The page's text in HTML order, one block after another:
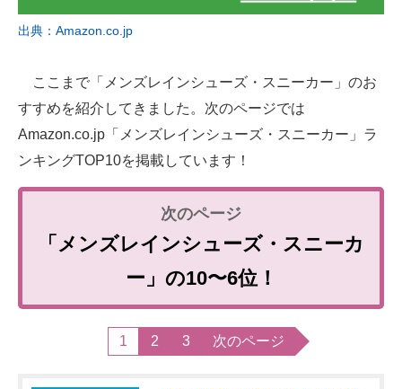
出典：Amazon.co.jp
ここまで「メンズレインシューズ・スニーカー」のお
すすめを紹介してきました。次のページでは
Amazon.co.jp「メンズレインシューズ・スニーカー」ラ
ンキングTOP10を掲載しています！
「メンズレインシューズ・スニーカ
ー」の10〜6位！
1 2 3 次のページ